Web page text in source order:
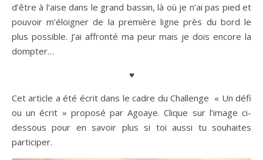
d’être à l’aise dans le grand bassin, là où je n’ai pas pied et
pouvoir m’éloigner de la première ligne près du bord le
plus possible. J’ai affronté ma peur mais je dois encore la
dompter…
♥
Cet article a été écrit dans le cadre du Challenge « Un défi
ou un écrit » proposé par Agoaye. Clique sur l’image ci-
dessous pour en savoir plus si toi aussi tu souhaites
participer.